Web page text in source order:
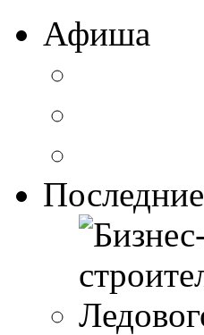
Афиша
Последние